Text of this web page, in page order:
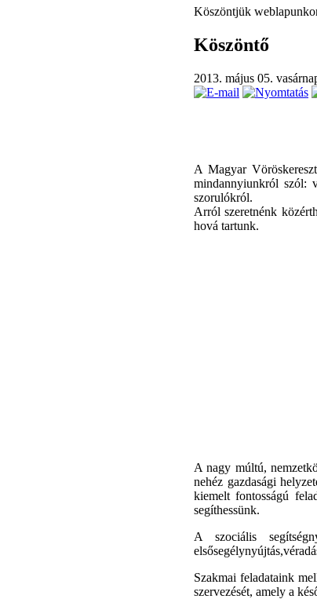
Köszöntjük
Köszöntő
2013. május 05.
A Magyar
mindannyiunkról szól:
szorulókról.
Arról szeretnénk
hová tartunk.
A nagy múltú,
nehéz gazdasági
kiemelt fontosságú
segíthessünk.
A szociális
Szakmai feladataink
szervezését, amely a